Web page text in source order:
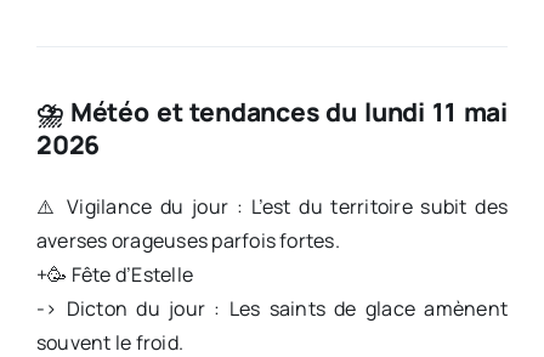
⛈️ Météo et tendances du lundi 11 mai
2026
⚠️ Vigilance du jour : L’est du territoire subit des
averses orageuses parfois fortes.
+🥳 Fête d’Estelle
-> Dicton du jour : Les saints de glace amènent
souvent le froid.